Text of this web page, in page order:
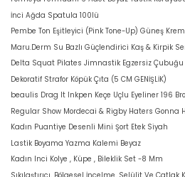
İnci Ağda Spatula 100lü
Pembe Ton Eşitleyici (Pink Tone-Up) Güneş
Maru.Derm Su Bazlı Güçlendirici Kaş & Kirpik
Delta Squat Pilates Jimnastik Egzersiz
Dekoratif Strafor Köpük Çıta (5 CM GENİŞLİK)
beaulis Drag It Inkpen Keçe Uçlu Eyeliner 196
Regular Show Mordecai & Rigby Haters Gonna
Kadın Puantiye Desenli Mini Şort Etek Siyah
Lastik Boyama Yazma Kalemi Beyaz
Kadın Inci Kolye , Küpe , Bileklik Set -8 Mm
Sıkılaştırıcı, Bölgesel İncelme, Selülit Ve Çatlak